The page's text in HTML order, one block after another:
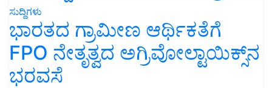
ಸುದ್ದಿಗಳು
ಭಾರತದ ಗ್ರಾಮೀಣ ಆರ್ಥಿಕತೆಗೆ
FPO ನೇತೃತ್ವದ ಅಗ್ರಿವೋಲ್ಟಾಯಿಕ್ಸ್‌ನ
ಭರವಸೆ